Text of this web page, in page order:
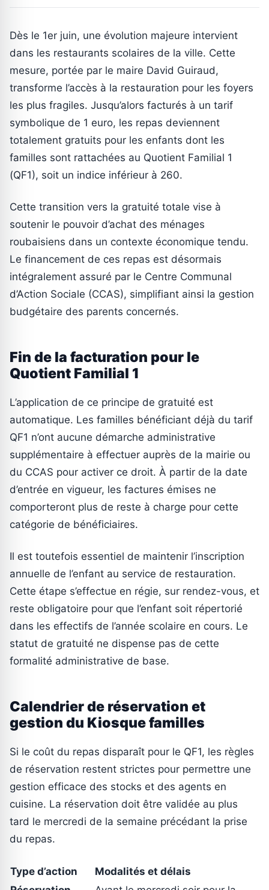
Dès le 1er juin, une évolution majeure intervient
dans les restaurants scolaires de la ville. Cette
mesure, portée par le maire David Guiraud,
transforme l’accès à la restauration pour les foyers
les plus fragiles. Jusqu’alors facturés à un tarif
symbolique de 1 euro, les repas deviennent
totalement gratuits pour les enfants dont les
familles sont rattachées au Quotient Familial 1
(QF1), soit un indice inférieur à 260.
Cette transition vers la gratuité totale vise à
soutenir le pouvoir d’achat des ménages
roubaisiens dans un contexte économique tendu.
Le financement de ces repas est désormais
intégralement assuré par le Centre Communal
d’Action Sociale (CCAS), simplifiant ainsi la gestion
budgétaire des parents concernés.
Fin de la facturation pour le
Quotient Familial 1
L’application de ce principe de gratuité est
automatique. Les familles bénéficiant déjà du tarif
QF1 n’ont aucune démarche administrative
supplémentaire à effectuer auprès de la mairie ou
du CCAS pour activer ce droit. À partir de la date
d’entrée en vigueur, les factures émises ne
comporteront plus de reste à charge pour cette
catégorie de bénéficiaires.
Il est toutefois essentiel de maintenir l’inscription
annuelle de l’enfant au service de restauration.
Cette étape s’effectue en régie, sur rendez-vous, et
reste obligatoire pour que l’enfant soit répertorié
dans les effectifs de l’année scolaire en cours. Le
statut de gratuité ne dispense pas de cette
formalité administrative de base.
Calendrier de réservation et
gestion du Kiosque familles
Si le coût du repas disparaît pour le QF1, les règles
de réservation restent strictes pour permettre une
gestion efficace des stocks et des agents en
cuisine. La réservation doit être validée au plus
tard le mercredi de la semaine précédant la prise
du repas.
Type d’action
Modalités et délais